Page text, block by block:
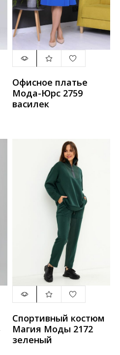
Офисное платье
Мода-Юрс 2759
василек
Спортивный костюм
Магия Моды 2172
зеленый